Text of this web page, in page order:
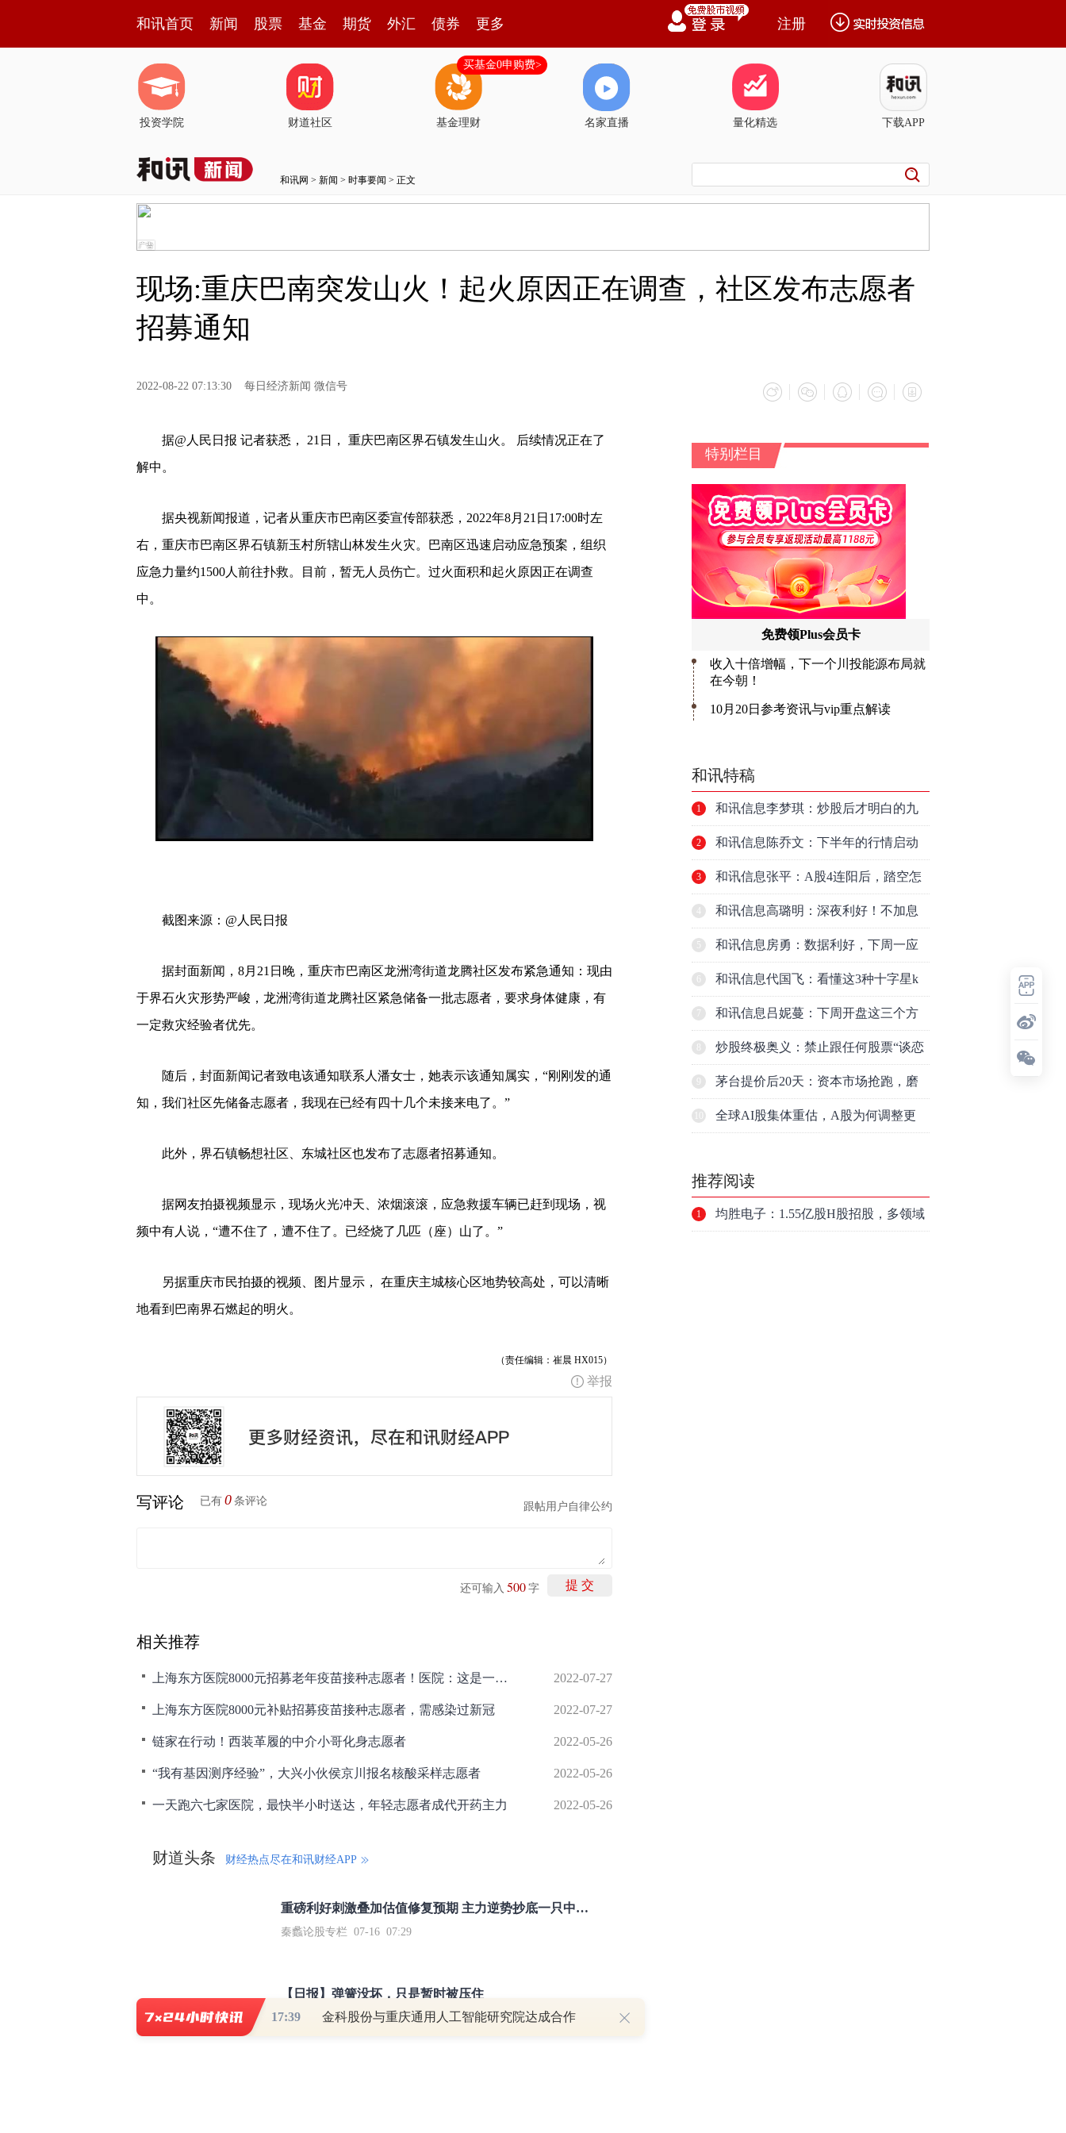
和讯首页 新闻 股票 基金 期货 外汇 债券 更多 注册
投资学院 财道社区 基金理财
买基金0申购费>
名家直播 量化精选 下载APP
和讯网 > 新闻 > 时事要闻 > 正文
现场:重庆巴南突发山火！起火原因正在调查，社区发布志愿者
招募通知
2022-08-22 07:13:30 每日经济新闻 微信号
据@人民日报 记者获悉， 21日， 重庆巴南区界石镇发生山火。 后续情况正在了
解中。
据央视新闻报道，记者从重庆市巴南区委宣传部获悉，2022年8月21日17:00时左
右，重庆市巴南区界石镇新玉村所辖山林发生火灾。巴南区迅速启动应急预案，组织
应急力量约1500人前往扑救。目前，暂无人员伤亡。过火面积和起火原因正在调查
中。
截图来源：@人民日报
据封面新闻，8月21日晚，重庆市巴南区龙洲湾街道龙腾社区发布紧急通知：现由
于界石火灾形势严峻，龙洲湾街道龙腾社区紧急储备一批志愿者，要求身体健康，有
一定救灾经验者优先。
随后，封面新闻记者致电该通知联系人潘女士，她表示该通知属实，“刚刚发的通
知，我们社区先储备志愿者，我现在已经有四十几个未接来电了。”
此外，界石镇畅想社区、东城社区也发布了志愿者招募通知。
据网友拍摄视频显示，现场火光冲天、浓烟滚滚，应急救援车辆已赶到现场，视
频中有人说，“遭不住了，遭不住了。已经烧了几匹（座）山了。”
另据重庆市民拍摄的视频、图片显示， 在重庆主城核心区地势较高处，可以清晰
地看到巴南界石燃起的明火。
（责任编辑：崔晨 HX015）
举报
写评论 已有 0 条评论 跟帖用户自律公约
提 交
还可输入 500 字
相关推荐
上海东方医院8000元招募老年疫苗接种志愿者！医院：这是一项临床试验，参与人员需签署知情同意书 2022-07-27
上海东方医院8000元补贴招募疫苗接种志愿者，需感染过新冠 2022-07-27
链家在行动！西装革履的中介小哥化身志愿者 2022-05-26
“我有基因测序经验”，大兴小伙侯京川报名核酸采样志愿者 2022-05-26
一天跑六七家医院，最快半小时送达，年轻志愿者成代开药主力 2022-05-26
财道头条 财经热点尽在和讯财经APP
重磅利好刺激叠加估值修复预期 主力逆势抄底一只中药龙头股
秦蠡论股专栏 07-16 07:29
【日报】弹簧没坏，只是暂时被压住
脱水君 07-15 08:13
和讯特稿
1 和讯信息李梦琪：炒股后才明白的九
个人生道理
2 和讯信息陈乔文：下半年的行情启动
了
3 和讯信息张平：A股4连阳后，踏空怎
么办？结构性回补！
和讯信息高璐明：深夜利好！不加息
了？周一还能涨吗？
5 和讯信息房勇：数据利好，下周一应
对方案
和讯信息代国飞：看懂这3种十字星k
线形态
7 和讯信息吕妮蔓：下周开盘这三个方
向，还有仓位的朋友一定要拿稳了
炒股终极奥义：禁止跟任何股票“谈恋
爱”
茅台提价后20天：资本市场抢跑，磨
底属于现实
全球AI股集体重估，A股为何调整更
推荐阅读
1 均胜电子：1.55亿股H股招股，多领域
17:39 金科股份与重庆通用人工智能研究院达成合作